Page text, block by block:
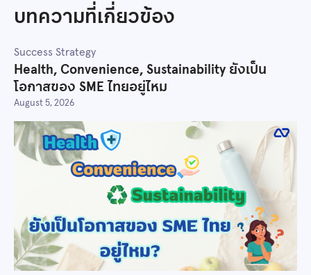
บทความที่เกี่ยวข้อง
Success Strategy
Health, Convenience, Sustainability ยังเป็น
โอกาสของ SME ไทยอยู่ไหม
August 5, 2026